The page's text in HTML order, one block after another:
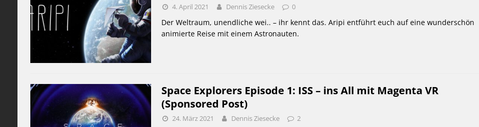
4. April 2021 Dennis Ziesecke 0
Der Weltraum, unendliche wei.. – ihr kennt das. Aripi entführt euch auf eine wunderschön
animierte Reise mit einem Astronauten.
Space Explorers Episode 1: ISS – ins All mit Magenta VR
(Sponsored Post)
24. März 2021 Dennis Ziesecke 2